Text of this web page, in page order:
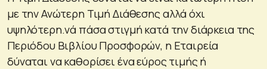
με την Ανώτερη Τιμή Διάθεσης αλλά όχι
υψηλότερη.νά πάσα στιγμή κατά την διάρκεια της
Περιόδου Βιβλίου Προσφορών, η Εταιρεία
δύναται να καθορίσει ένα εύρος τιμής ή